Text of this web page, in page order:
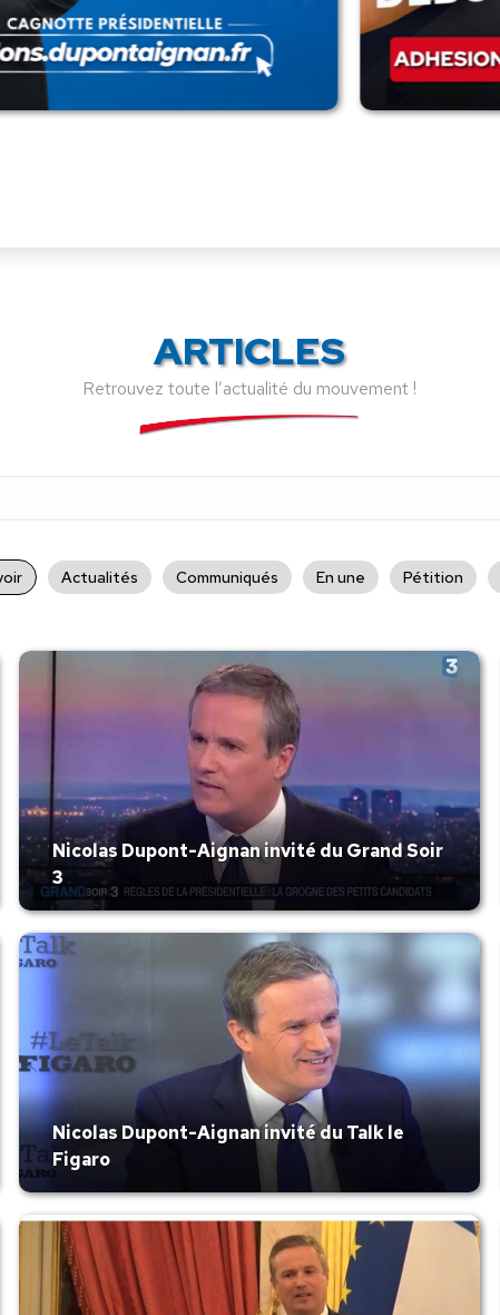
ARTICLES
Retrouvez toute l’actualité du mouvement !
Actualités Communiqués En une Pétition
Nicolas Dupont-Aignan invité du Grand Soir
3
Nicolas Dupont-Aignan invité du Talk le
Figaro